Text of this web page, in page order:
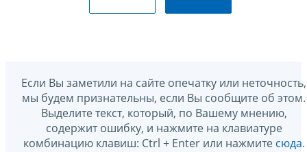
Если Вы заметили на сайте опечатку или неточность,
мы будем признательны, если Вы сообщите об этом.
Выделите текст, который, по Вашему мнению,
содержит ошибку, и нажмите на клавиатуре
комбинацию клавиш: Ctrl + Enter или нажмите сюда.